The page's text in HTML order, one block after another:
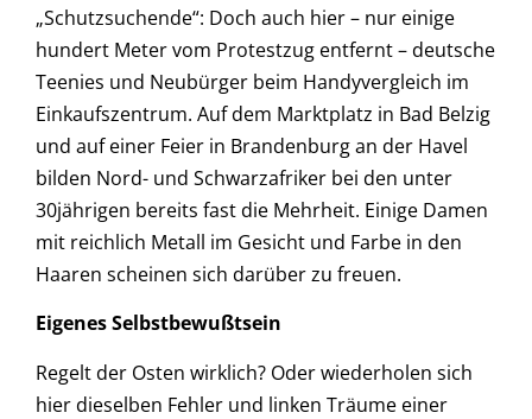
„Schutzsuchende“: Doch auch hier – nur einige
hundert Meter vom Protestzug entfernt – deutsche
Teenies und Neubürger beim Handyvergleich im
Einkaufszentrum. Auf dem Marktplatz in Bad Belzig
und auf einer Feier in Brandenburg an der Havel
bilden Nord- und Schwarzafriker bei den unter
30jährigen bereits fast die Mehrheit. Einige Damen
mit reichlich Metall im Gesicht und Farbe in den
Haaren scheinen sich darüber zu freuen.
Eigenes Selbstbewußtsein
Regelt der Osten wirklich? Oder wiederholen sich
hier dieselben Fehler und linken Träume einer